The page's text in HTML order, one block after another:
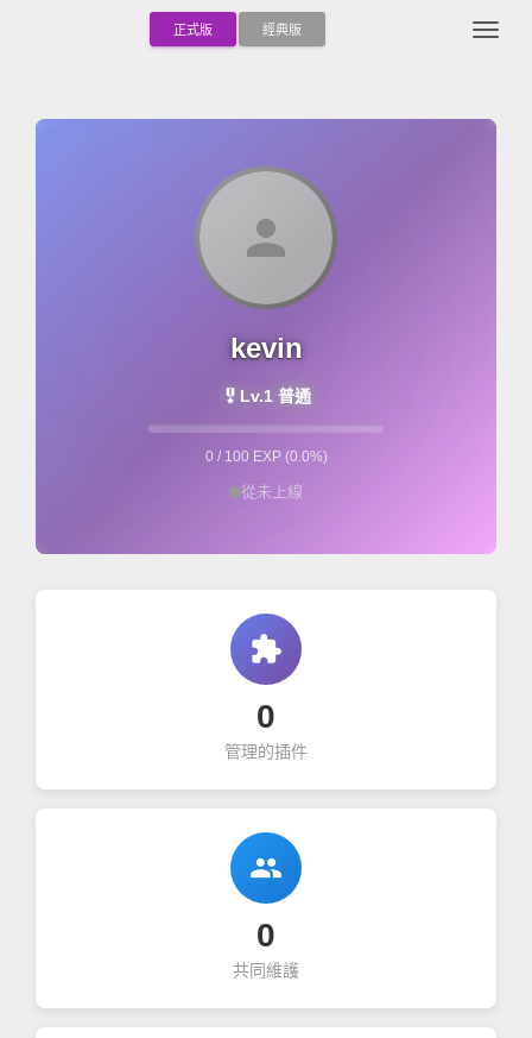
正式版 經典版
person
kevin
military_tech Lv.1 普通
0 / 100 EXP (0.0%)
從未上線
extension
0
管理的插件
group
0
共同維護